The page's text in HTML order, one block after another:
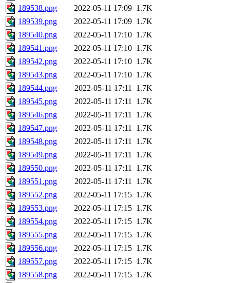
189538.png
2022-05-11 17:09 1.7K
189539.png
2022-05-11 17:09 1.7K
189540.png
2022-05-11 17:10 1.7K
189541.png
2022-05-11 17:10 1.7K
189542.png
2022-05-11 17:10 1.7K
189543.png
2022-05-11 17:10 1.7K
189544.png
2022-05-11 17:11 1.7K
189545.png
2022-05-11 17:11 1.7K
189546.png
2022-05-11 17:11 1.7K
189547.png
2022-05-11 17:11 1.7K
189548.png
2022-05-11 17:11 1.7K
189549.png
2022-05-11 17:11 1.7K
189550.png
2022-05-11 17:11 1.7K
189551.png
2022-05-11 17:11 1.7K
189552.png
2022-05-11 17:15 1.7K
189553.png
2022-05-11 17:15 1.7K
189554.png
2022-05-11 17:15 1.7K
189555.png
2022-05-11 17:15 1.7K
189556.png
2022-05-11 17:15 1.7K
189557.png
2022-05-11 17:15 1.7K
189558.png
2022-05-11 17:15 1.7K